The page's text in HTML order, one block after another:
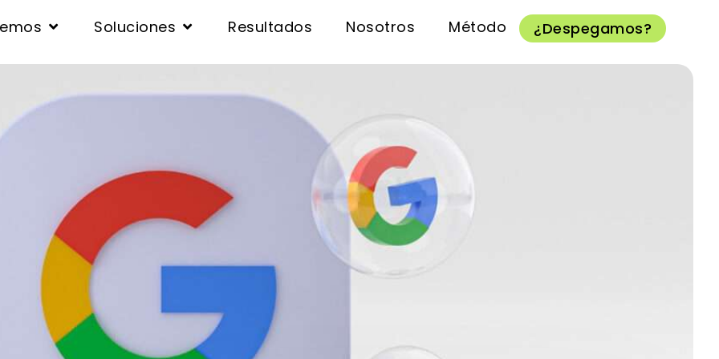
Soluciones Resultados Nosotros Método ¿Despegamos?